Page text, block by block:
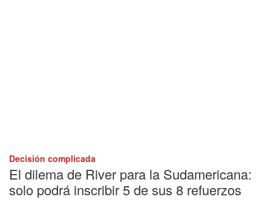
Decisión complicada
El dilema de River para la Sudamericana:
solo podrá inscribir 5 de sus 8 refuerzos